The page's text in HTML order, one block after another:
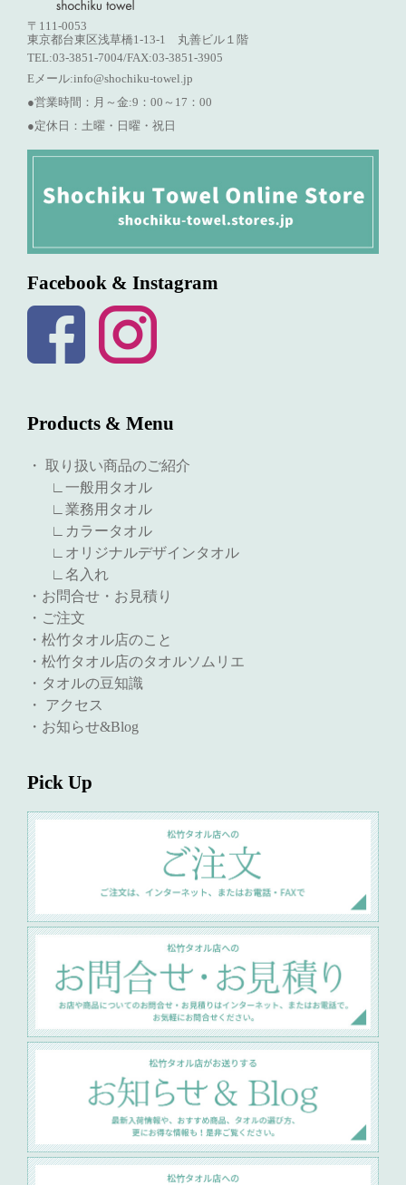
〒111-0053
東京都台東区浅草橋1-13-1 丸善ビル１階
TEL:03-3851-7004/FAX:03-3851-3905
Eメール:info@shochiku-towel.jp
●営業時間：月～金:9：00～17：00
●定休日：土曜・日曜・祝日
Facebook & Instagram
Products & Menu
・ 取り扱い商品のご紹介
∟一般用タオル
∟業務用タオル
∟カラータオル
∟オリジナルデザインタオル
∟名入れ
・お問合せ・お見積り
・ご注文
・松竹タオル店のこと
・松竹タオル店のタオルソムリエ
・タオルの豆知識
・ アクセス
・お知らせ&Blog
Pick Up